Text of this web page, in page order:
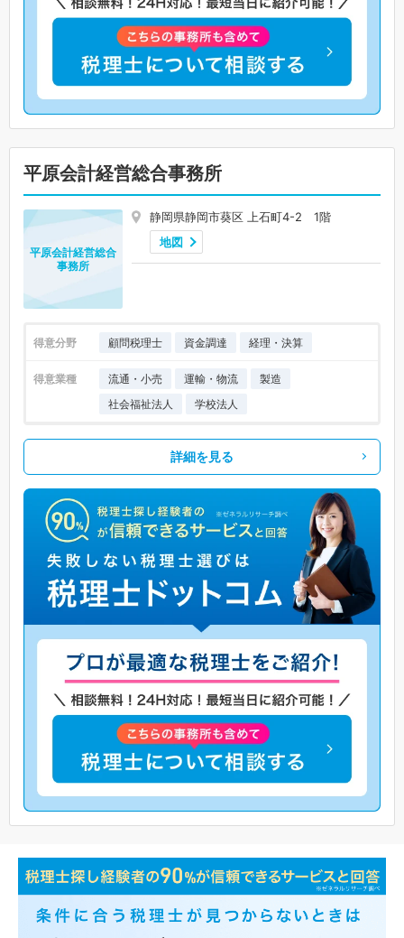
平原会計経営総合事務所
静岡県静岡市葵区 上石町4-2 1階
地図
平原会計経営総合
事務所
得意分野 顧問税理士 資金調達 経理・決算
得意業種 流通・小売 運輸・物流
製造
社会福祉法人
学校法人
詳細を見る